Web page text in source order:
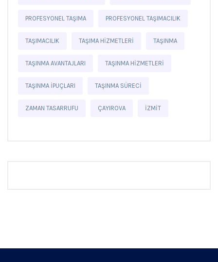
PROFESYONEL TAŞIMA PROFESYONEL TAŞIMACILIK
TAŞIMACILIK TAŞIMA HIZMETLERI TAŞINMA
TAŞINMA AVANTAJLARI TAŞINMA HIZMETLERI
TAŞINMA IPUÇLARI TAŞINMA SÜRECI
ZAMAN TASARRUFU ÇAYIROVA İZMIT